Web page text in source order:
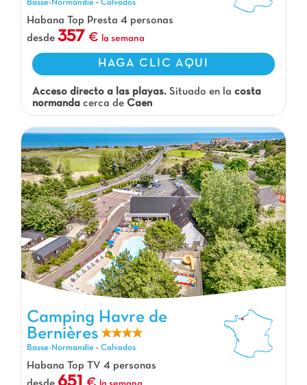
Basse-Normandie - Calvados
Habana Top Presta 4 personas
desde 357 la semana
HAGA CLIC AQUI
Acceso directo a las playas. Situado en la costa
normanda cerca de Caen
Camping Havre de
Bernières
Basse-Normandie - Calvados
Habana Top TV 4 personas